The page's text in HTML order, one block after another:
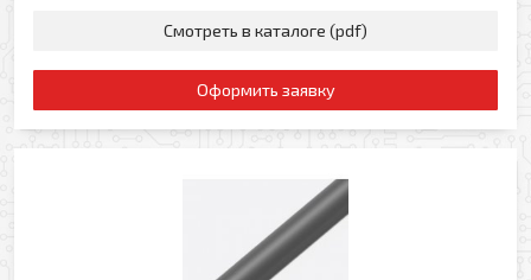
Смотреть в каталоге (pdf)
Оформить заявку